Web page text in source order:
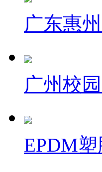
广东惠
广州校
EPDM